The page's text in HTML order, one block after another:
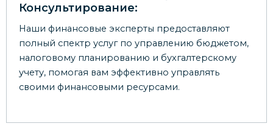
Консультирование:
Наши финансовые эксперты предоставляют
полный спектр услуг по управлению бюджетом,
налоговому планированию и бухгалтерскому
учету, помогая вам эффективно управлять
своими финансовыми ресурсами.